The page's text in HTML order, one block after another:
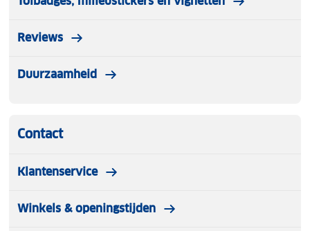
Reviews
Duurzaamheid
Contact
Klantenservice
Winkels & openingstijden